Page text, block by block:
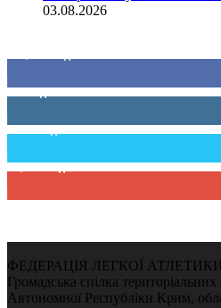
03.08.2026
ФЕДЕРАЦІЯ ЛЕГКОЇ
Громадська спілка
Автономної Республіки Крим,